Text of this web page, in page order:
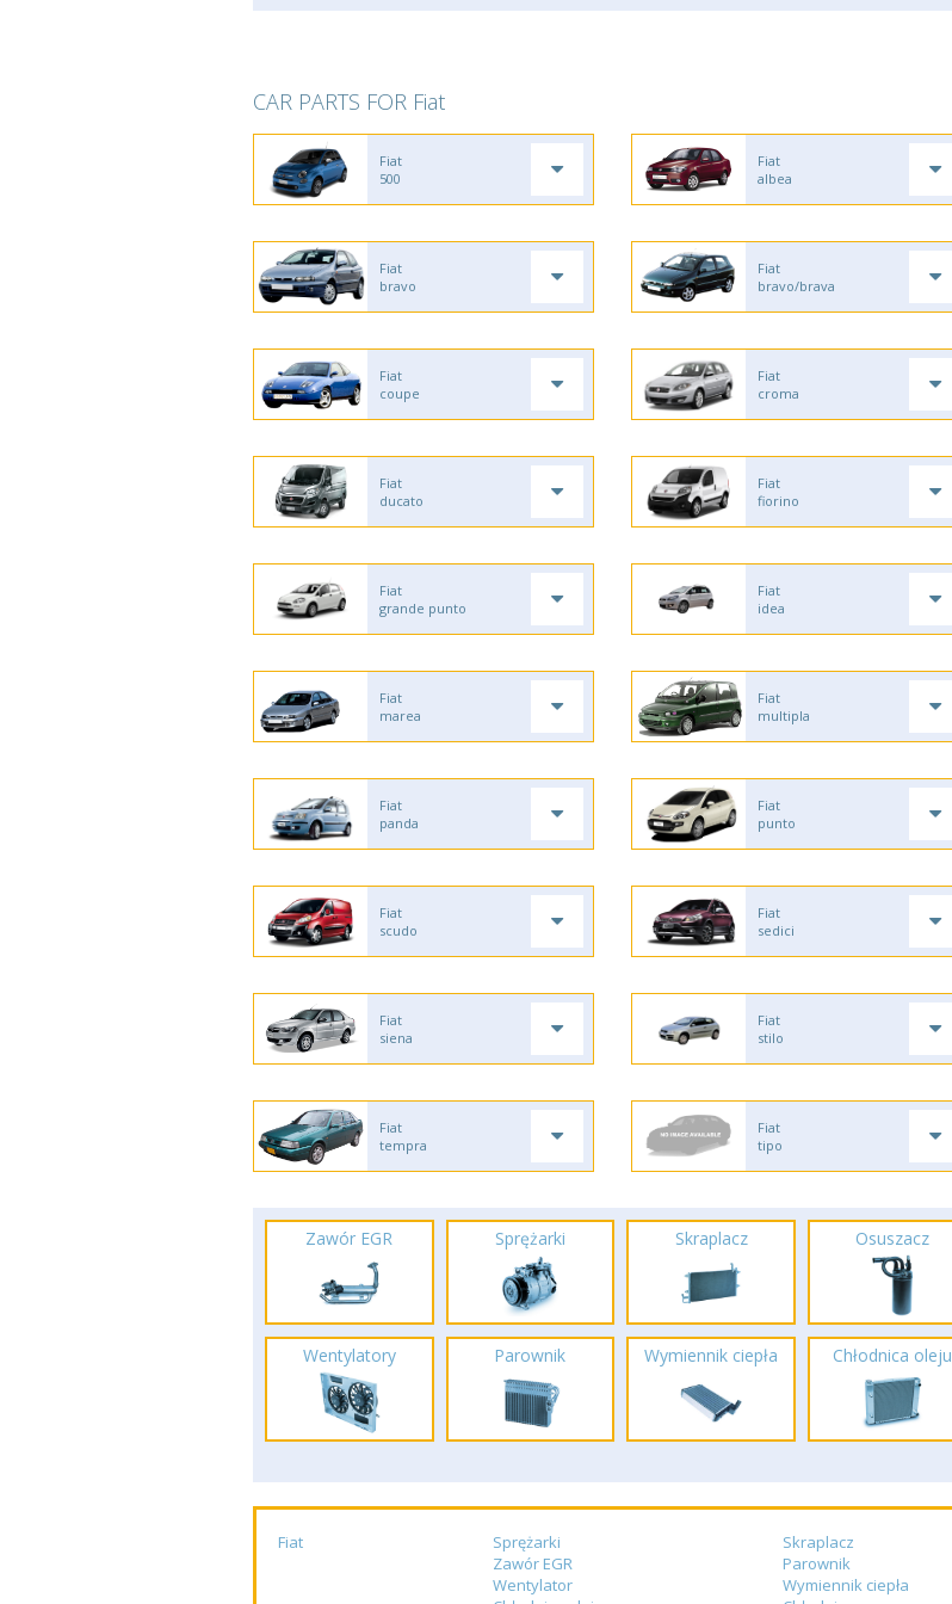
CAR PARTS FOR Fiat
Fiat
500
Fiat
albea
Fiat
bravo
Fiat
bravo/brava
Fiat
coupe
Fiat
croma
Fiat
ducato
Fiat
fiorino
Fiat
grande punto
Fiat
idea
Fiat
marea
Fiat
multipla
Fiat
panda
Fiat
punto
Fiat
scudo
Fiat
sedici
Fiat
siena
Fiat
stilo
Fiat
tempra
Fiat
tipo
Zawór EGR Sprężarki Skraplacz Osuszacz
Wentylatory Parownik Wymiennik ciepła Chłodnica oleju
Fiat Sprężarki Skraplacz
Zawór EGR
Parownik
Wentylator
Wymiennik ciepła